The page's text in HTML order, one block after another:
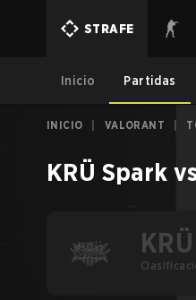
STRAFE
Inicio Partidas
INICIO VALORANT
KRÜ Spark